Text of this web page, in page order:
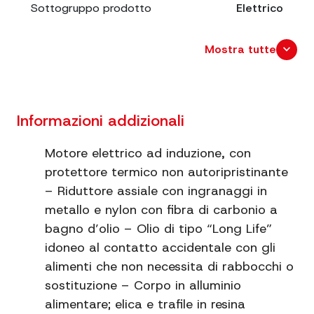
Sottogruppo prodotto Elettrico
450 W
extra
alimentare
Informazioni
extra
12 trafile in dotazione
Mostra tutte expand_more
Informazioni addizionali
Motore elettrico ad induzione, con
protettore termico non autoripristinante
– Riduttore assiale con ingranaggi in
metallo e nylon con fibra di carbonio a
bagno d’olio – Olio di tipo “Long Life”
idoneo al contatto accidentale con gli
alimenti che non necessita di rabbocchi o
sostituzione – Corpo in alluminio
alimentare; elica e trafile in resina